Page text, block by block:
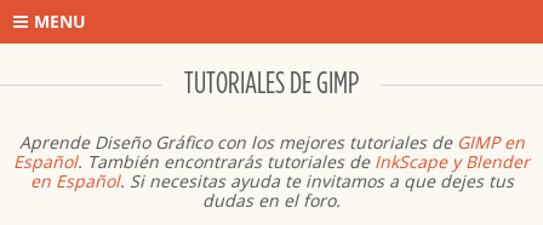
MENU
TUTORIALES DE GIMP
Aprende Diseño Gráfico con los mejores tutoriales de GIMP en
Español. También encontrarás tutoriales de InkScape y Blender
en Español. Si necesitas ayuda te invitamos a que dejes tus
dudas en el foro.